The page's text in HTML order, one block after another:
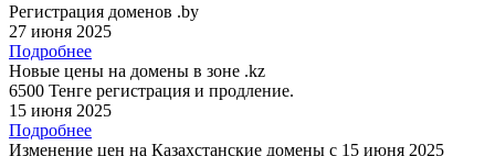
Регистрация доменов .by
27 июня 2025
Подробнее
Новые цены на домены в зоне .kz
6500 Тенге регистрация и продление.
15 июня 2025
Подробнее
Изменение цен на Казахстанские домены с 15 июня 2025